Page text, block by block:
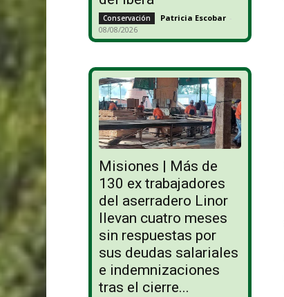
Conservación Patricia Escobar -
08/08/2026
Misiones | Más de
130 ex trabajadores
del aserradero Linor
llevan cuatro meses
sin respuestas por
sus deudas salariales
e indemnizaciones
tras el cierre...